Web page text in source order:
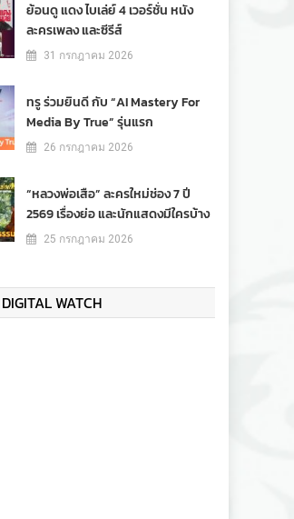
ย้อนดู แดง ไบเล่ย์ 4 เวอร์ชั่น หนัง
ละครเพลง และซีรีส์
31 กรกฎาคม 2026
ทรู ร่วมยินดี กับ “AI Mastery For
Media By True” รุ่นแรก
26 กรกฎาคม 2026
“หลวงพ่อเสือ” ละครใหม่ช่อง 7 ปี
2569 เรื่องย่อ และนักแสดงมีใครบ้าง
25 กรกฎาคม 2026
WATCH